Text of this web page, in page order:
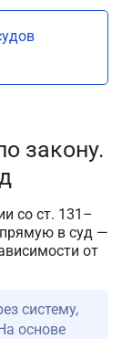
закону.
со ст. 131–
в суд —
от
систему,
основе